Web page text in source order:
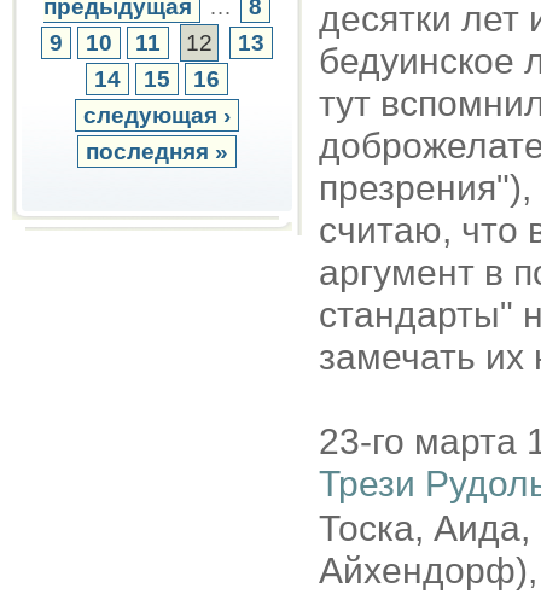
предыдущая …
8
9
10 11 12
13
14
15
16
следующая ›
последняя »
десятки лет
бедуинское
тут
считаю, что
аргумент в
стандарты"
замечать их
23-го марта
Трези
Тоска,